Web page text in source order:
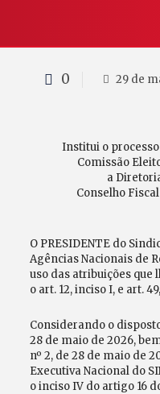
0 29 de
Institui o
Comissão
a
Conselho
O PRESIDENTE do
Agências Nacionais de
uso das atribuições que
o art. 12, inciso I, e art.
Considerando o
28 de maio de 2026,
nº 2, de 28 de maio de
Executiva Nacional do
o inciso IV do artigo 16